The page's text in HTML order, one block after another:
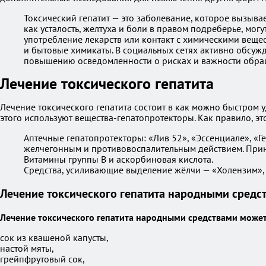
Токсический гепатит — это заболевание, которое
как усталость, желтуха и боли в правом подреберье,
употребление лекарств или контакт с химическими
и бытовые химикаты. В социальных сетях активно
повышению осведомленности о рисках и важности
Лечение токсического гепатита
Лечение токсического гепатита состоит в как можно
этого используют вещества-гепатопротекторы. Как правило,
Аптечные гепатопротекторы: «Лив 52», «Эссенциале»,
желчегонным и противовоспалительным действием.
Витамины группы B и аскорбиновая кислота.
Средства, усиливающие выделение жёлчи — «Холензим»,
Лечение токсического гепатита народными
Лечение токсического гепатита народными средствами
сок из квашеной капусты,
настой мяты,
грейпфрутовый сок,